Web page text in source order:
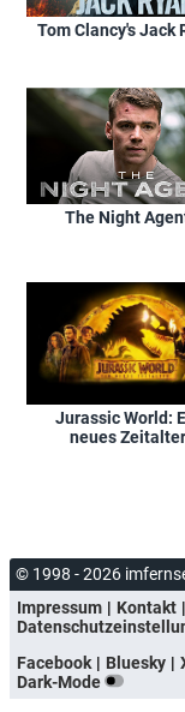
Tom Clancy's Jack
The Night
Jurassic World:
neues Zeitalter
© 1998 - 2026
Impressum
Kontakt
Facebook
Bluesky
Dark-Mode